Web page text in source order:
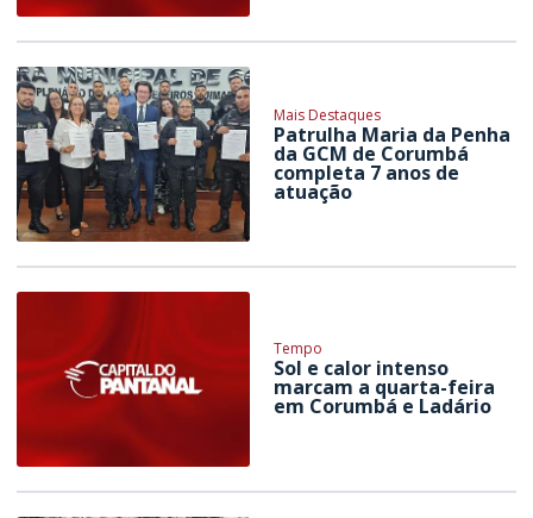
Mais Destaques
Patrulha Maria da Penha
da GCM de Corumbá
completa 7 anos de
atuação
Tempo
Sol e calor intenso
marcam a quarta-feira
em Corumbá e Ladário